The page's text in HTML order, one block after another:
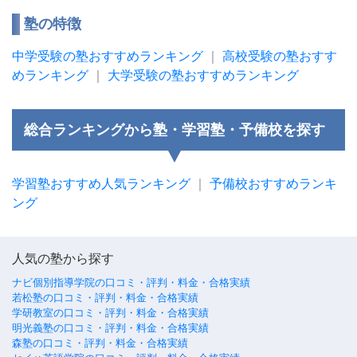
塾の特徴
中学受験の塾おすすめランキング
高校受験の塾おすす
めランキング
大学受験の塾おすすめランキング
総合ランキングから塾・学習塾・予備校を探す
学習塾おすすめ人気ランキング
予備校おすすめランキ
ング
人気の塾から探す
ナビ個別指導学院の口コミ・評判・料金・合格実績
若松塾の口コミ・評判・料金・合格実績
学研教室の口コミ・評判・料金・合格実績
明光義塾の口コミ・評判・料金・合格実績
森塾の口コミ・評判・料金・合格実績